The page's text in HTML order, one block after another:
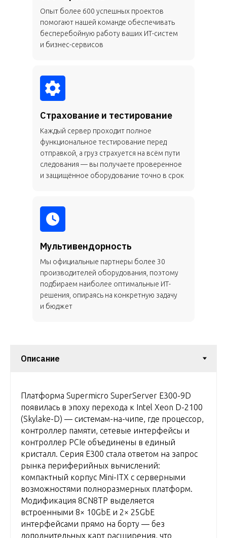
Опыт более 600 успешных проектов
помогают нашей команде обеспечивать
бесперебойную работу ваших ИТ-систем
и бизнес-сервисов
Страхование и тестирование
Каждый сервер проходит полное
функциональное тестирование перед
отправкой, а груз страхуется на всём пути
следования — вы получаете проверенное
и защищённое оборудование точно в срок
Мультивендорность
Мы официальные партнеры более 30
производителей оборудования, поэтому
подбираем наиболее оптимальные ИТ-
решения, опираясь на конкретную задачу
и бюджет
Платформа Supermicro SuperServer E300-9D
появилась в эпоху перехода к Intel Xeon D-2100
(Skylake-D) — системам-на-чипе, где процессор,
контроллер памяти, сетевые интерфейсы и
контроллер PCIe объединены в единый
кристалл. Серия E300 стала ответом на запрос
рынка периферийных вычислений:
компактный корпус Mini-ITX с серверными
возможностями полноразмерных платформ.
Модификация 8CN8TP выделяется
встроенными 8× 10GbE и 2× 25GbE
интерфейсами прямо на борту — без
дополнительных карт расширения, что